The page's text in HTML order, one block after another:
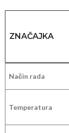
ZNAČAJKA
Način rada
Temperatura